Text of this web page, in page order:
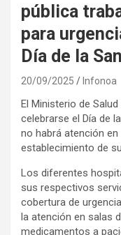
pública
para
Día de la
20/09/2025 Infonoa
El Ministerio de
celebrarse el Día de
no habrá atención
establecimiento de
Los diferentes
sus respectivos
cobertura de
la atención en salas
medicamentos a